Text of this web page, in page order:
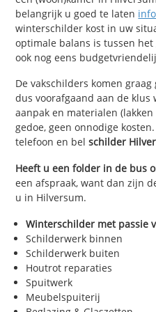
belangrijk u goed te laten
winterschilder kost in uw
optimale balans is tussen
ook nog eens
De vakschilders komen
dus voorafgaand aan de
aanpak en materialen
gedoe, geen onnodige
telefoon en belschilder
Heeft u een folder in de bus
een afspraak, want dan zijn
u in Hilversum.
Winterschilder met passie
Schilderwerk binnen
Schilderwerk buiten
Houtrot reparaties
Spuitwerk
Meubelspuiterij